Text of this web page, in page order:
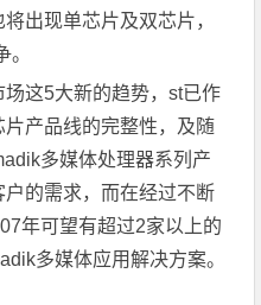
出现单芯片及双芯片，
这5大新的趋势，st已作
产品线的完整性，及随
多媒体处理器系列产
的需求，而在经过不断
年可望有超过2家以上的
多媒体应用解决方案。